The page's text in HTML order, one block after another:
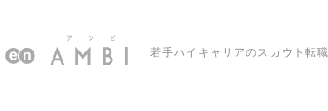
若手ハイキャリアのスカウト転職